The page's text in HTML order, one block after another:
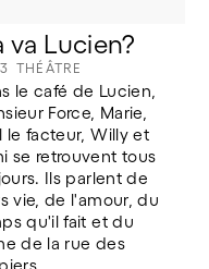
va Lucien?
THÉÂTRE
le café de Lucien,
Force, Marie,
le facteur, Willy et
se retrouvent tous
Ils parlent de
vie, de l'amour, du
qu'il fait et du
de la rue des